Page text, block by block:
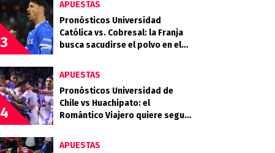
3
APUESTAS
Pronósticos Universidad
Católica vs. Cobresal: la Franja
busca sacudirse el polvo en el
4
APUESTAS
Pronósticos Universidad de
Chile vs Huachipato: el
Romántico Viajero quiere seguir
APUESTAS